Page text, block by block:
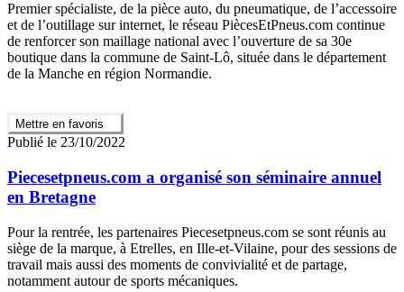
Premier spécialiste, de la pièce auto, du pneumatique, de l’accessoire
et de l’outillage sur internet, le réseau PiècesEtPneus.com continue
de renforcer son maillage national avec l’ouverture de sa 30e
boutique dans la commune de Saint-Lô, située dans le département
de la Manche en région Normandie.
Mettre en favoris
Publié le 23/10/2022
Piecesetpneus.com a organisé son séminaire annuel
en Bretagne
Pour la rentrée, les partenaires Piecesetpneus.com se sont réunis au
siège de la marque, à Etrelles, en Ille-et-Vilaine, pour des sessions de
travail mais aussi des moments de convivialité et de partage,
notamment autour de sports mécaniques.